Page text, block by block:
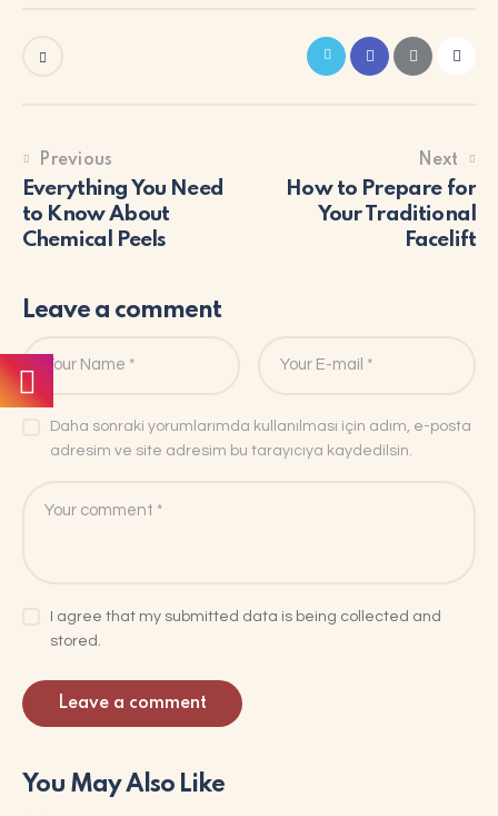
Previous
Everything You Need
to Know About
Chemical Peels
Next
How to Prepare for
Your Traditional
Facelift
Leave a comment
Daha sonraki yorumlarımda kullanılması için adım, e-posta
adresim ve site adresim bu tarayıcıya kaydedilsin.
I agree that my submitted data is being collected and
stored.
You May Also Like